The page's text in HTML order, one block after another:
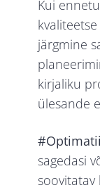
Kui
järgmine
kirjaliku
ülesande
sagedasi